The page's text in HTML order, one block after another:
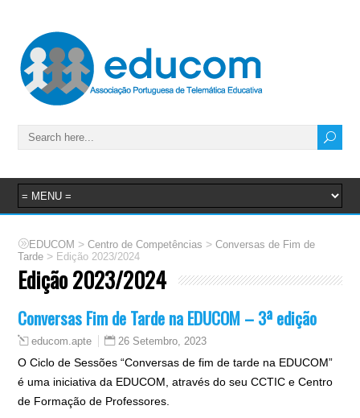
EDUCOM >Centro de Competências >Conversas de Fim de
Tarde > Edição 2023/2024
Edição 2023/2024
Conversas Fim de Tarde na EDUCOM – 3ª edição
educom.apte 26 Setembro, 2023
O Ciclo de Sessões “Conversas de fim de tarde na EDUCOM”
é uma iniciativa da EDUCOM, através do seu CCTIC e Centro
de Formação de Professores.